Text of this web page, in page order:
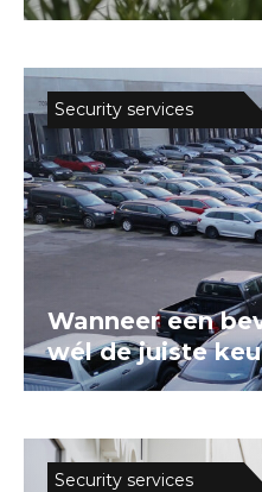
Security services
Wanneer een
wél de juiste
Security services